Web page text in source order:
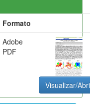
Formato
Adobe
PDF
Visualizar/